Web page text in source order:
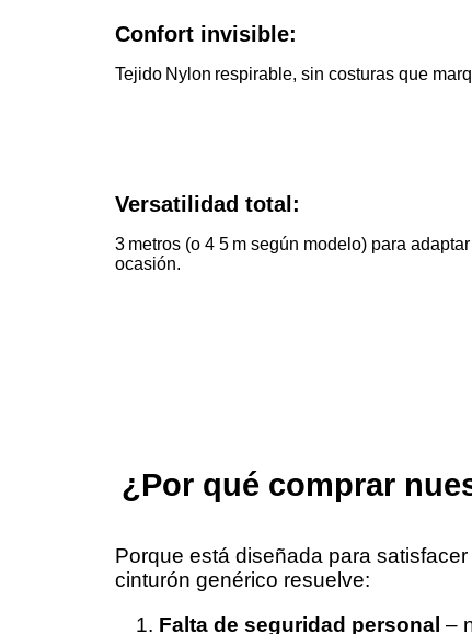
Confort invisible:
Tejido Nylon respirable, sin costuras que
Versatilidad total:
3 metros (o 4 5 m según modelo) para
ocasión.
¿Por qué comprar
Porque está diseñada para
cinturón genérico resuelve:
Falta de seguridad personal –